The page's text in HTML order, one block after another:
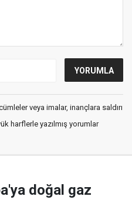
veya imalar, inançlara saldırı
harflerle yazılmış yorumlar
doğal gaz